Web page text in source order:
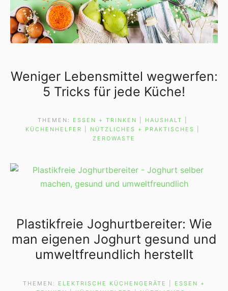
Weniger Lebensmittel wegwerfen:
5 Tricks für jede Küche!
THEMEN: ESSEN + TRINKEN HAUSHALT
KÜCHENHELFER
NÜTZLICHES + PRAKTISCHES
ZEROWASTE
Plastikfreie Joghurtbereiter: Wie
man eigenen Joghurt gesund und
umweltfreundlich herstellt
THEMEN: ELEKTRISCHE KÜCHENGERÄTE
ESSEN +